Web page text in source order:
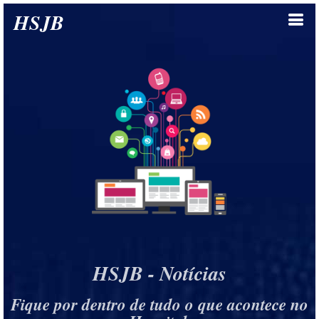
HSJB
HSJB - Notícias
Fique por dentro de tudo o que acontece no